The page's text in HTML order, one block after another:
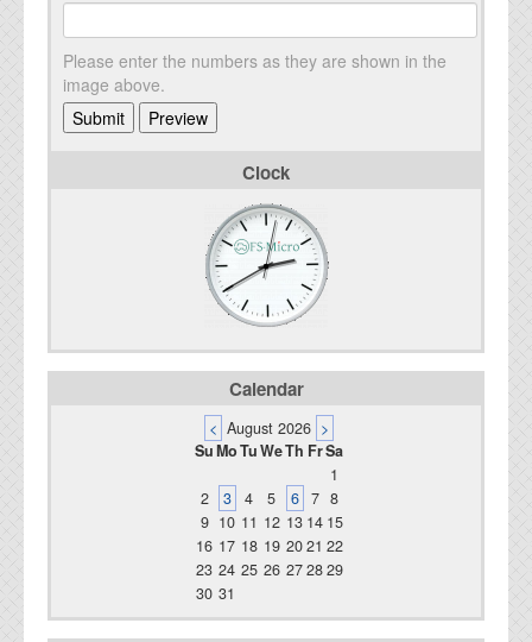
Please enter the numbers as they are shown in the
image above.
Clock
Calendar
< August 2026 >
SuMoTuWeTh FrSa
1
2
3 4 5 6 7 8
9 10 11 12 13 14 15
16 17 18 19 2021 22
23 24 25 26 272829
30 31